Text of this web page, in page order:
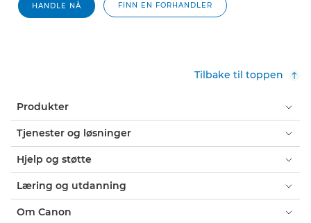
HANDLE NÅ FINN EN FORHANDLER
Tilbake til toppen
Produkter
Tjenester og løsninger
Hjelp og støtte
Læring og utdanning
Om Canon